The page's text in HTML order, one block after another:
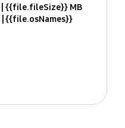
{{file.fileSize}} MB
{{file.osNames}}